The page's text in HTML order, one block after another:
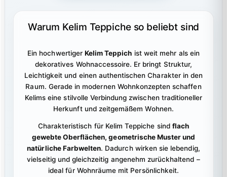
Warum Kelim Teppiche so beliebt sind
Ein hochwertiger Kelim Teppich ist weit mehr als ein
dekoratives Wohnaccessoire. Er bringt Struktur,
Leichtigkeit und einen authentischen Charakter in den
Raum. Gerade in modernen Wohnkonzepten schaffen
Kelims eine stilvolle Verbindung zwischen traditioneller
Herkunft und zeitgemäßem Wohnen.
Charakteristisch für Kelim Teppiche sind flach
gewebte Oberflächen, geometrische Muster und
natürliche Farbwelten. Dadurch wirken sie lebendig,
vielseitig und gleichzeitig angenehm zurückhaltend –
ideal für Wohnräume mit Persönlichkeit.